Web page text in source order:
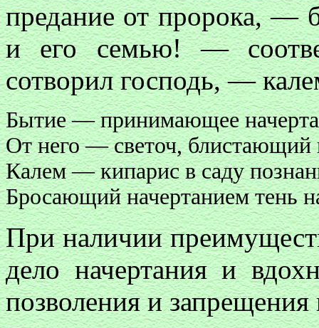
предание от пророка, —
и его семью! —
сотворил господь, —
Бытие — принимающее
От него — светоч, блистающий
Калем — кипарис в саду
Бросающий начертанием тень
При наличии
дело начертания и
позволения и